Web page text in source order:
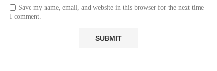
Save my name, email, and website in this browser for the next time
I comment.